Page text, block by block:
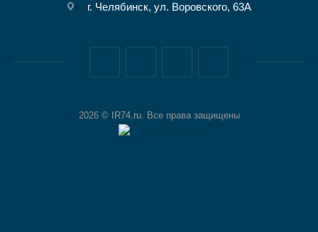
г. Челябинск, ул. Воровского, 63А
2026 © IR74.ru. Все права защищены